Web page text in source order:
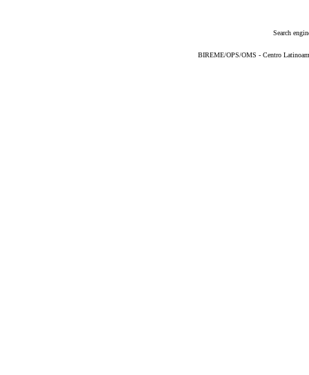
Search
BIREME/OPS/OMS - Centro